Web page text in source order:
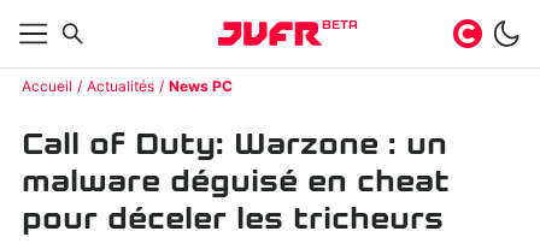
BETA
Accueil Actualités News PC
Call of Duty: Warzone : un
malware déguisé en cheat
pour déceler les tricheurs